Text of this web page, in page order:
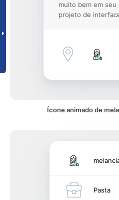
muito bem em seu
projeto de
Ícone animado de
Pasta